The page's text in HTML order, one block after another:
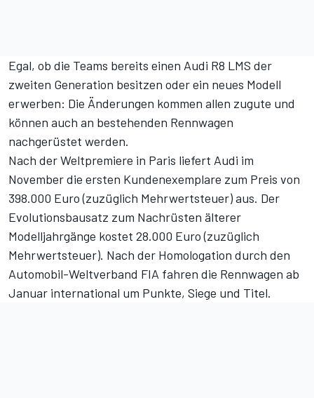
Egal, ob die Teams bereits einen Audi R8 LMS der
zweiten Generation besitzen oder ein neues Modell
erwerben: Die Änderungen kommen allen zugute und
können auch an bestehenden Rennwagen
nachgerüstet werden.
Nach der Weltpremiere in Paris liefert Audi im
November die ersten Kundenexemplare zum Preis von
398.000 Euro (zuzüglich Mehrwertsteuer) aus. Der
Evolutionsbausatz zum Nachrüsten älterer
Modelljahrgänge kostet 28.000 Euro (zuzüglich
Mehrwertsteuer). Nach der Homologation durch den
Automobil-Weltverband FIA fahren die Rennwagen ab
Januar international um Punkte, Siege und Titel.